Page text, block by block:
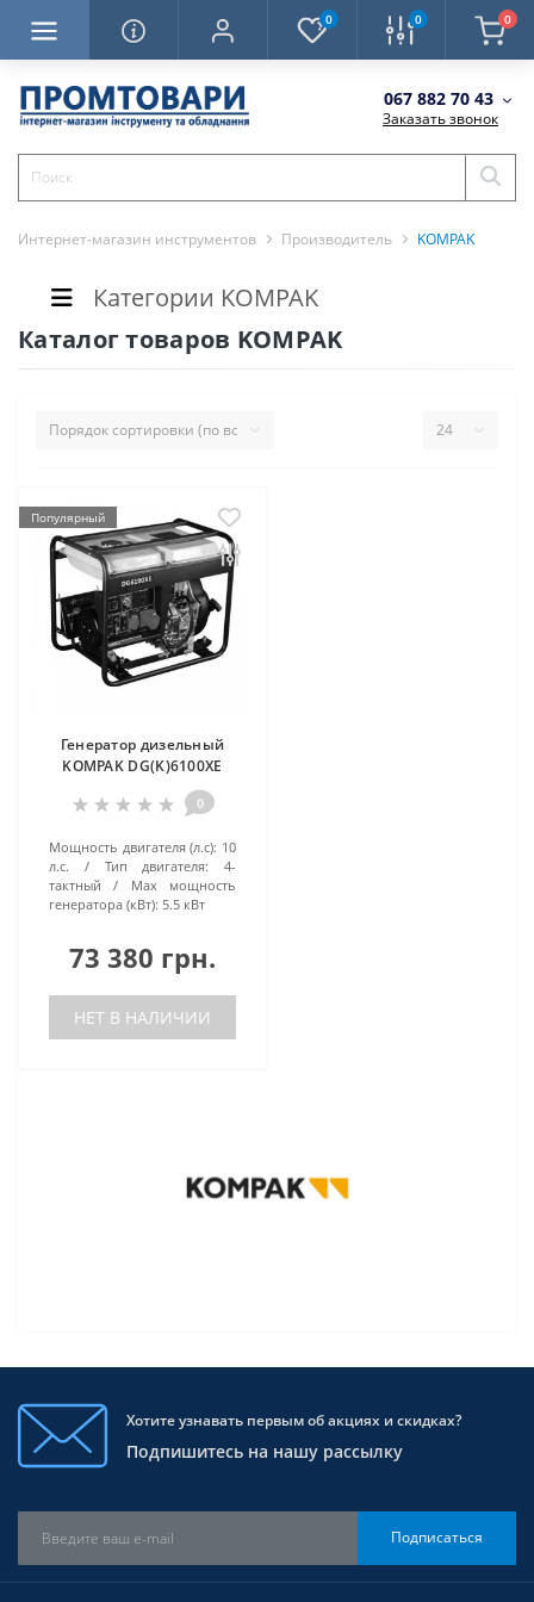
0 0 0
067 882 70 43
Заказать звонок
Интернет-магазин инструментов Производитель KOMPAK
Категории KOMPAK
Каталог товаров KOMPAK
Популярный
Генератор дизельный
KOMPAK DG(K)6100XE
0
Мощность двигателя (л.с): 10
л.с.
Тип двигателя:
4-
тактный
Маx мощность
генератора (кВт): 5.5 кВт
73 380 грн.
НЕТ В НАЛИЧИИ
Хотите узнавать первым об акциях и скидках?
Подпишитесь на нашу рассылку
Подписаться